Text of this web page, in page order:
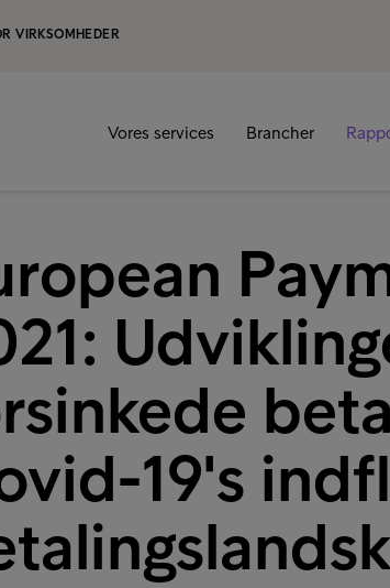
VIRKSOMHEDER
Vores services Brancher
19's